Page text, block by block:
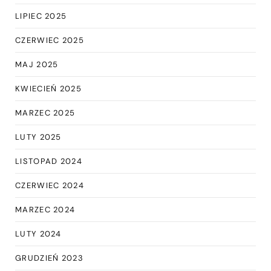
LIPIEC 2025
CZERWIEC 2025
MAJ 2025
KWIECIEŃ 2025
MARZEC 2025
LUTY 2025
LISTOPAD 2024
CZERWIEC 2024
MARZEC 2024
LUTY 2024
GRUDZIEŃ 2023